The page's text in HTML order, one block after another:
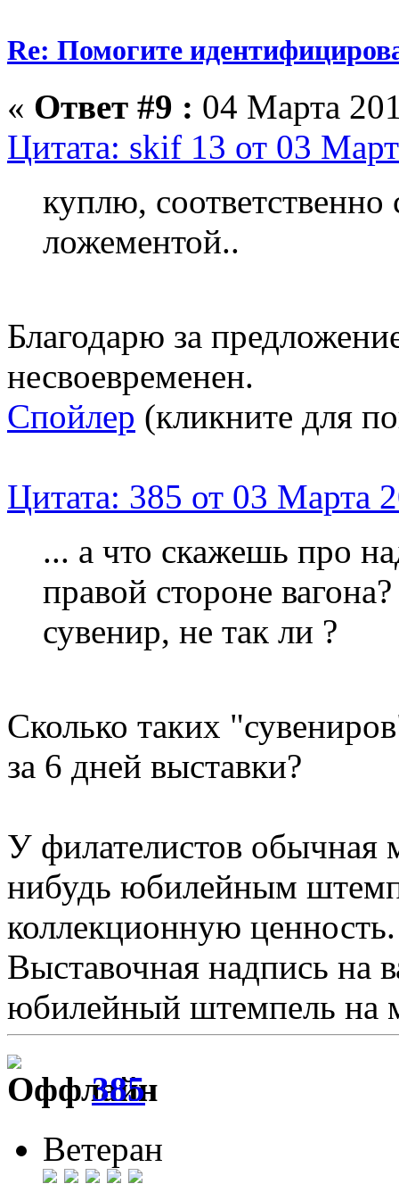
Re: Помогите
« Ответ #9 : 04 Марта
Цитата: skif 13 от 03
куплю,
ложементой..
Благодарю за
несвоевременен.
Спойлер (кликните для
Цитата: 385 от 03 Марта
... а что скажешь про
правой стороне
сувенир, не так ли ?
Сколько таких
за 6 дней выставки?
У филателистов обычная
нибудь юбилейным
коллекционную ценность.
Выставочная надпись на
юбилейный штемпель на
385
Ветеран